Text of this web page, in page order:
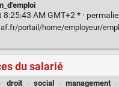
AM GMT+2 * ·
employeur/employer-du-personnel/les-formalites-
du salarié
· droit · social · management ·